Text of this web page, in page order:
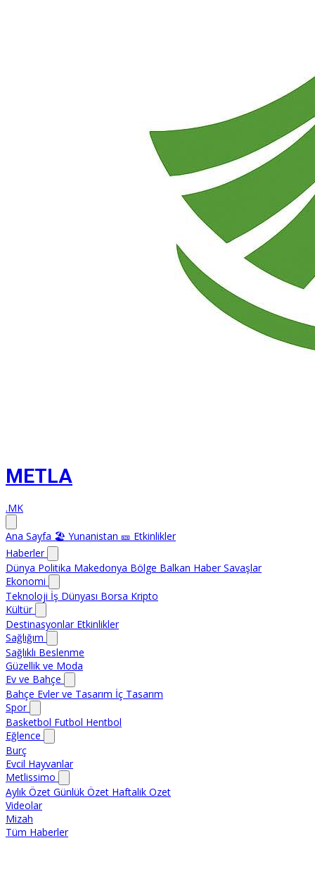
METLA
.MK
Ana Sayfa 🏖️ Yunanistan 🎫 Etkinlikler
Haberler
Dünya Politika Makedonya Bölge Balkan HaberSavaşlar
Ekonomi
Teknoloji İş Dünyası Borsa Kripto
Kültür
Destinasyonlar Etkinlikler
Sağlığım
Sağlıklı Beslenme
Güzellik ve Moda
Ev ve Bahçe
Bahçe Evler ve Tasarım İç Tasarım
Spor
Basketbol Futbol Hentbol
Eğlence
Burç
Evcil Hayvanlar
Metlissimo
Aylık Özet Günlük Özet Haftalik Ozet
Videolar
Mizah
Tüm Haberler